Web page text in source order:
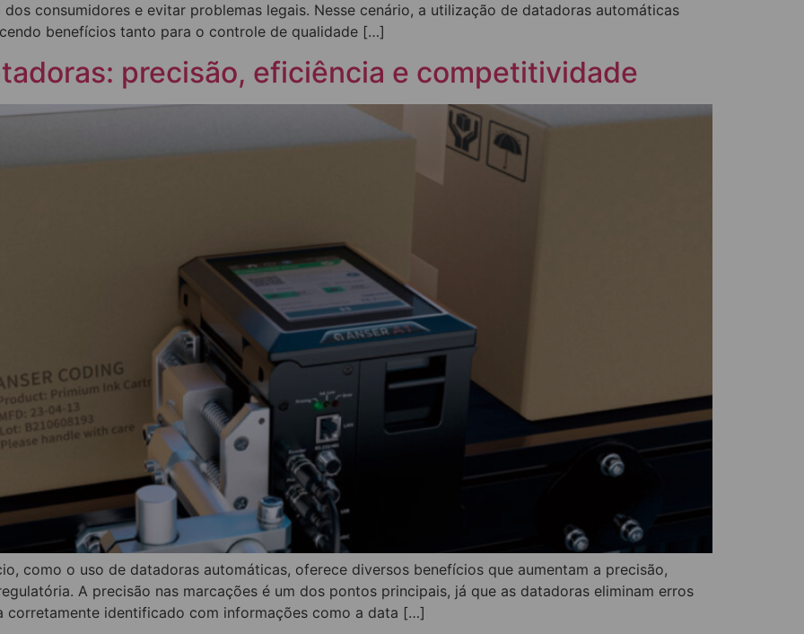
consumidores e evitar problemas legais. Nesse cenário, a utilização de datadoras automáticas
benefícios tanto para o controle de qualidade […]
precisão, eficiência e competitividade
como o uso de datadoras automáticas, oferece diversos benefícios que aumentam a precisão,
A precisão nas marcações é um dos pontos principais, já que as datadoras eliminam erros
corretamente identificado com informações como a data […]